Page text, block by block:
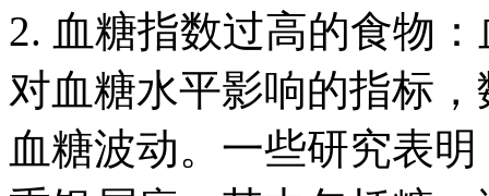
2. 血糖指数过高的食物
对血糖水平影响的指标
血糖波动。一些研究表